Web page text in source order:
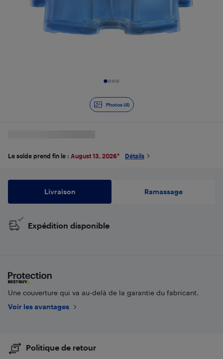
Photos (4)
Le solde prend fin le : August 13, 2026* Détails
Livraison Ramassage
Expédition disponible
Une couverture qui va au-delà de la garantie du fabricant.
Voir les avantages
Politique de retour